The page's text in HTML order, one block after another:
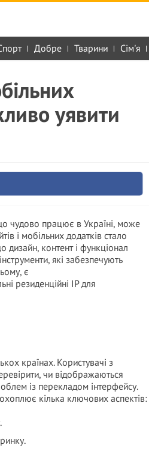
Добре Тварини Сім'я
уявити
чудово працює в Україні, може
і мобільних додатків стало
дизайн, контент і функціонал
які забезпечують
є
резиденційні IP для
країнах. Користувачі з
чи відображаються
із перекладом інтерфейсу.
кілька ключових аспектів: